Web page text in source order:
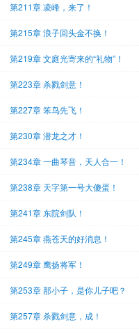
第211章 凌峰，来了！
第215章 浪子回头金不换！
第219章 文庭光寄来的“礼物”！
第223章 杀戮剑意！
第227章 笨鸟先飞！
第230章 潜龙之才！
第234章 一曲琴音，天人合一！
第238章 天字第一号大傻蛋！
第241章 东院剑队！
第245章 燕苍天的好消息！
第249章 鹰扬将军！
第253章 那小子，是你儿子吧？
第257章 杀戮剑意，成！